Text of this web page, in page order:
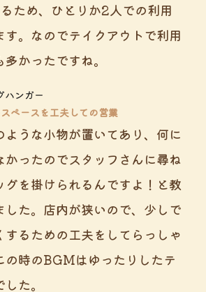
ため、ひとりか2人での利用
す。なのでテイクアウトで利用
かったですね。
ペースを工夫しての営業
ような小物が置いてあり、何に
かったのでスタッフさんに尋ね
グを掛けられるんですよ！と教
した。店内が狭いので、少しで
するための工夫をしてらっしゃ
の時のBGMはゆったりしたテ
た。